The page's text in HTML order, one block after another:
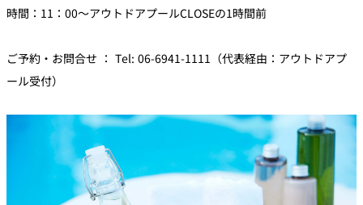
時間：11：00～アウトドアプールCLOSEの1時間前
ご予約・お問合せ ： Tel: 06-6941-1111（代表経由：アウトドアプ
ール受付）